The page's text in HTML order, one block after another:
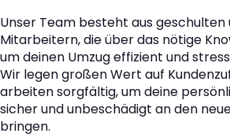
Unser Team besteht aus
Mitarbeitern, die über das nötige
um deinen Umzug effizient und
Wir legen großen Wert auf
arbeiten sorgfältig, um deine
sicher und unbeschädigt an den
bringen.